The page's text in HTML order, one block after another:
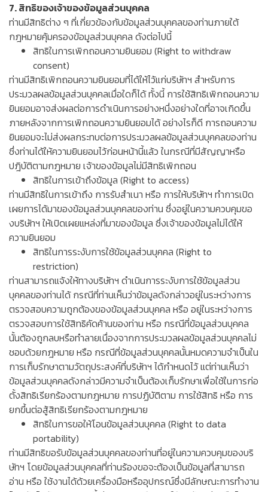
7. สิทธิของเจ้าของข้อมูลส่วนบุคคล
ท่านมีสิทธิต่าง ๆ ที่เกี่ยวข้องกับข้อมูลส่วนบุคคลของท่านภายใต้
กฎหมายคุ้มครองข้อมูลส่วนบุคคล ดังต่อไปนี้
สิทธิในการเพิกถอนความยินยอม (Right to withdraw
consent)
ท่านมีสิทธิเพิกถอนความยินยอมที่ได้ให้ไว้แก่บริษัทฯ สำหรับการ
ประมวลผลข้อมูลส่วนบุคคลเมื่อใดก็ได้ ทั้งนี้ การใช้สิทธิเพิกถอนความ
ยินยอมอาจส่งผลต่อการดำเนินการอย่างหนึ่งอย่างใดที่อาจเกิดขึ้น
ภายหลังจากการเพิกถอนความยินยอมได้ อย่างไรก็ดี การถอนความ
ยินยอมจะไม่ส่งผลกระทบต่อการประมวลผลข้อมูลส่วนบุคคลของท่าน
ซึ่งท่านได้ให้ความยินยอมไว้ก่อนหน้านี้แล้ว ในกรณีที่มีสัญญาหรือ
ปฎิบัติตามกฎหมาย เจ้าของข้อมูลไม่มีสิทธิเพิกถอน
สิทธิในการเข้าถึงข้อมูล (Right to access)
ท่านมีสิทธิในการเข้าถึง การรับสำเนา หรือ การให้บริษัทฯ ทำการเปิด
เผยการได้มาของข้อมูลส่วนบุคคลของท่าน ซึ่งอยู่ในความควบคุมขอ
งบริษัทฯ ให้เปิดเผยแหล่งที่มาของข้อมูล ซึ่งเจ้าของข้อมูลไม่ได้ให้
ความยินยอม
สิทธิในการระงับการใช้ข้อมูลส่วนบุคคล (Right to
restriction)
ท่านสามารถแจ้งให้ทางบริษัทฯ ดำเนินการระงับการใช้ข้อมูลส่วน
บุคคลของท่านได้ กรณีที่ท่านเห็นว่าข้อมูลดังกล่าวอยู่ในระหว่างการ
ตรวจสอบความถูกต้องของข้อมูลส่วนบุคคล หรือ อยู่ในระหว่างการ
ตรวจสอบการใช้สิทธิคัดค้านของท่าน หรือ กรณีที่ข้อมูลส่วนบุคคล
นั้นต้องถูกลบหรือทำลายเนื่องจากการประมวลผลข้อมูลส่วนบุคคลไม่
ชอบด้วยกฎหมาย หรือ กรณีที่ข้อมูลส่วนบุคคลนั้นหมดความจำเป็นใน
การเก็บรักษาตามวัตถุประสงค์ที่บริษัทฯ ได้กำหนดไว้ แต่ท่านเห็นว่า
ข้อมูลส่วนบุคคลดังกล่าวมีความจำเป็นต้องเก็บรักษาเพื่อใช้ในการก่อ
ตั้งสิทธิเรียกร้องตามกฎหมาย การปฏิบัติตาม การใช้สิทธิ หรือ การ
ยกขึ้นต่อสู้สิทธิเรียกร้องตามกฎหมาย
สิทธิในการขอให้โอนข้อมูลส่วนบุคคล (Right to data
portability)
ท่านมีสิทธิขอรับข้อมูลส่วนบุคคลของท่านที่อยู่ในความควบคุมของบริ
ษัทฯ โดยข้อมูลส่วนบุคคลที่ท่านร้องขอจะต้องเป็นข้อมูลที่สามารถ
อ่าน หรือ ใช้งานได้ด้วยเครื่องมือหรืออุปกรณ์ซึ่งมีลักษณะการทำงาน